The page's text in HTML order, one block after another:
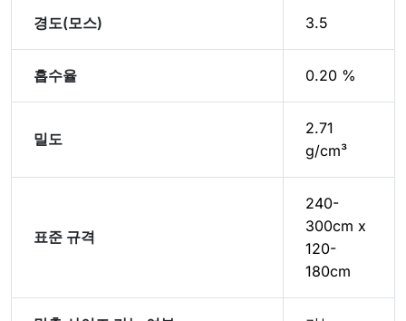
경도(모스) 3.5
흡수율 0.20 %
밀도
2.71
g/cm³
표준 규격
240-
300cm x
120-
180cm